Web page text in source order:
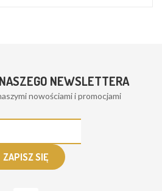
NEWSLETTERA
nowościami i promocjami